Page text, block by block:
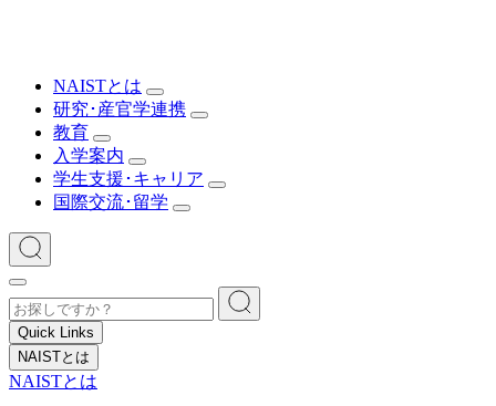
NAISTとは
研究･産官学連携
教育
入学案内
学生支援･キャリア
国際交流･留学
Quick Links
NAISTとは
NAISTとは